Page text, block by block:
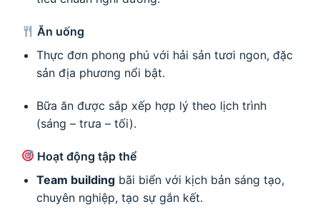
Ăn uống
Thực đơn phong phú với hải sản tươi ngon, đặc
sản địa phương nổi bật.
Bữa ăn được sắp xếp hợp lý theo lịch trình
(sáng – trưa – tối).
Hoạt động tập thể
Team buildingbãi biển với kịch bản sáng tạo,
chuyên nghiệp, tạo sự gắn kết.